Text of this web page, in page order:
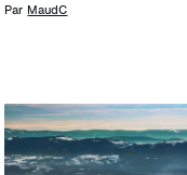
Par MaudC